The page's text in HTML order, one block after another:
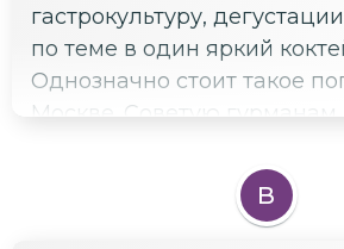
гастрокультуру,
по теме в один яркий
Однозначно стоит такое
Москве. Советую гурманам
В